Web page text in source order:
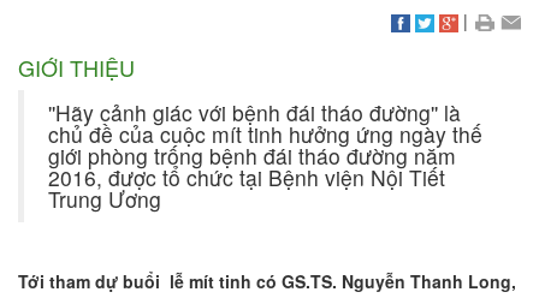
|
GIỚI THIỆU
''Hãy cảnh giác với bệnh đái tháo đường'' là
chủ đề của cuộc mít tinh hưởng ứng ngày thế
giới phòng trống bệnh đái tháo đường năm
2016, được tổ chức tại Bệnh viện Nội Tiết
Trung Ương
Tới tham dự buổi lễ mít tinh có GS.TS. Nguyễn Thanh Long,